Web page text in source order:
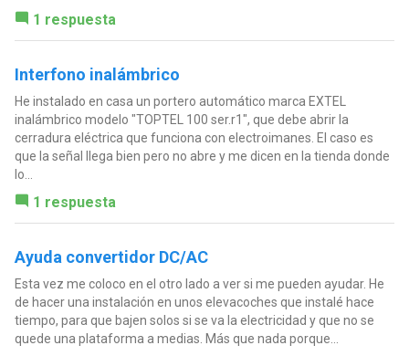
1 respuesta
Interfono inalámbrico
He instalado en casa un portero automático marca EXTEL
inalámbrico modelo "TOPTEL 100 ser.r1", que debe abrir la
cerradura eléctrica que funciona con electroimanes. El caso es
que la señal llega bien pero no abre y me dicen en la tienda donde
lo...
1 respuesta
Ayuda convertidor DC/AC
Esta vez me coloco en el otro lado a ver si me pueden ayudar. He
de hacer una instalación en unos elevacoches que instalé hace
tiempo, para que bajen solos si se va la electricidad y que no se
quede una plataforma a medias. Más que nada porque...